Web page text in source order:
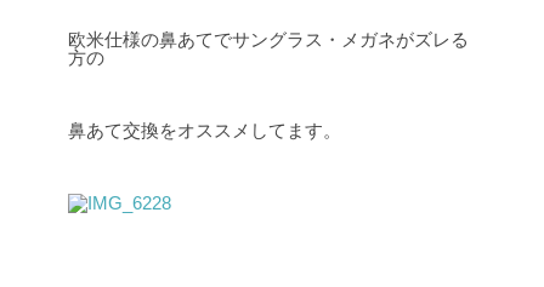
欧米仕様の鼻あてでサングラス・メガネがズレる
方の
鼻あて交換をオススメしてます。